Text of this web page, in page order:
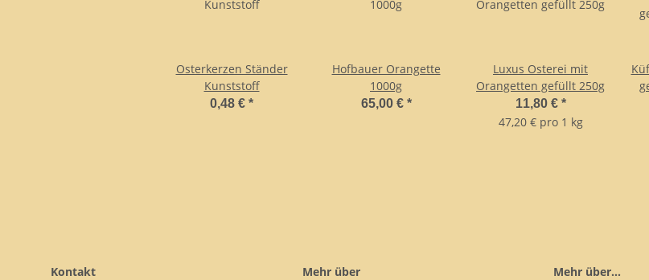
Osterkerzen Ständer
Kunststoff
0,48 € *
Hofbauer Orangette
1000g
65,00 € *
Luxus Osterei mit
Orangetten gefüllt 250g
11,80 € *
47,20 € pro 1 kg
Kontakt Mehr über Mehr über...